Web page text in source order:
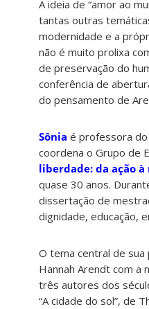
A ideia de “amor ao
tantas outras
modernidade e a
não é muito prolixa
de preservação do
conferência de
do pensamento de
Sônia é professora do
coordena o Grupo de
liberdade: da ação à
quase 30 anos.
dissertação de
dignidade, educação,
O tema central de
Hannah Arendt com a
três autores dos
“A cidade do sol”, de